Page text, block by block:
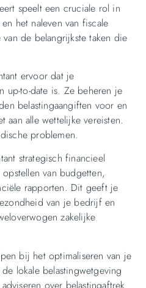
speelt een cruciale rol in
het naleven van fiscale
de belangrijkste taken die
ervoor dat je
up-to-date is. Ze beheren je
belastingaangiften voor en
alle wettelijke vereisten.
problemen.
strategisch financieel
van budgetten,
rapporten. Dit geeft je
van je bedrijf en
zakelijke
bij het optimaliseren van je
lokale belastingwetgeving
over belastingaftrek